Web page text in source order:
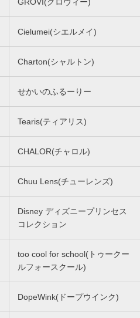
Cielumei(シエルメイ)
Charton(シャルトン)
せかいのふるーりー
Tearis(ティアリス)
CHALOR(チャロル)
Chuu Lens(チューレンズ)
Disney ディズニープリンセス
コレクション
too cool for school(トゥークー
ルフォースクール)
DopeWink(ドープウインク)